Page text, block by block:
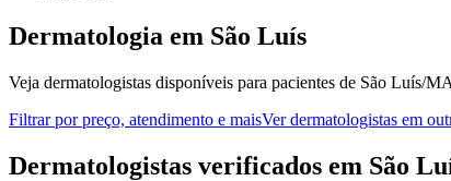
Dermatologia em São Luís
Veja dermatologistas disponíveis para pacientes de São Luís/
Filtrar por preço, atendimento e maisVerdermatologistas em
Dermatologistas verificados em São